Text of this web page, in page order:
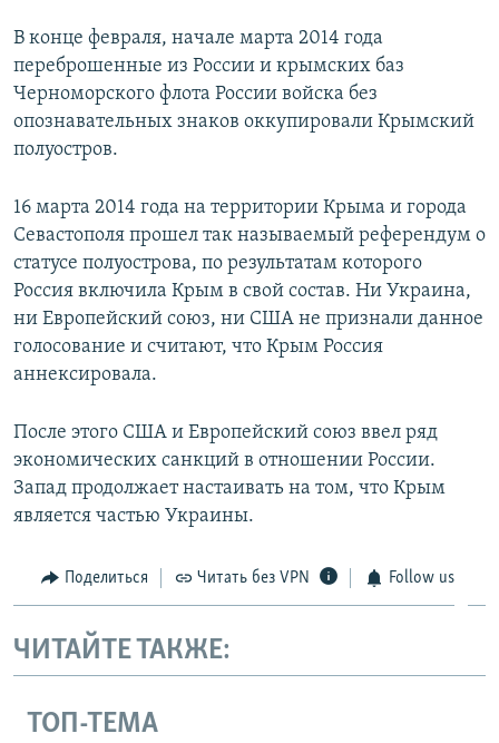
В конце февраля, начале марта 2014 года
переброшенные из России и крымских баз
Черноморского флота России войска без
опознавательных знаков оккупировали Крымский
полуостров.
16 марта 2014 года на территории Крыма и города
Севастополя прошел так называемый референдум о
статусе полуострова, по результатам которого
Россия включила Крым в свой состав. Ни Украина,
ни Европейский союз, ни США не признали данное
голосование и считают, что Крым Россия
аннексировала.
После этого США и Европейский союз ввел ряд
экономических санкций в отношении России.
Запад продолжает настаивать на том, что Крым
является частью Украины.
Поделиться Читать без VPN Follow us
ЧИТАЙТЕ ТАКЖЕ:
ТОП-ТЕМА